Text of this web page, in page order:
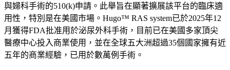
與婦科手術的510(k)申請。此舉旨在顯著擴展該平台的臨床適
用性，特別是在美國市場。Hugo™ RAS system已於2025年12
月獲得FDA批准用於泌尿外科手術，目前已在美國多家頂尖
醫療中心投入商業使用，並在全球五大洲超過35個國家擁有近
五年的商業經驗，已用於數萬例手術。